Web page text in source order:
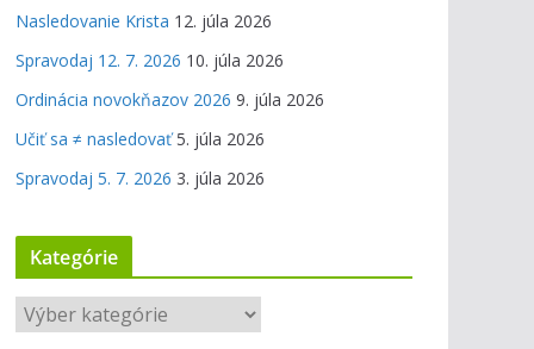
Nasledovanie Krista 12. júla 2026
Spravodaj 12. 7. 2026 10. júla 2026
Ordinácia novokňazov 2026 9. júla 2026
Učiť sa ≠ nasledovať 5. júla 2026
Spravodaj 5. 7. 2026 3. júla 2026
Kategórie
K
a